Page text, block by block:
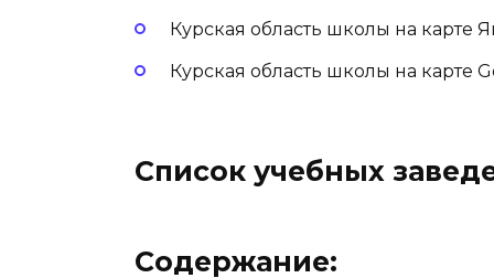
Курская область школы на карте
Курская область школы на карте
Список учебных
Содержание: